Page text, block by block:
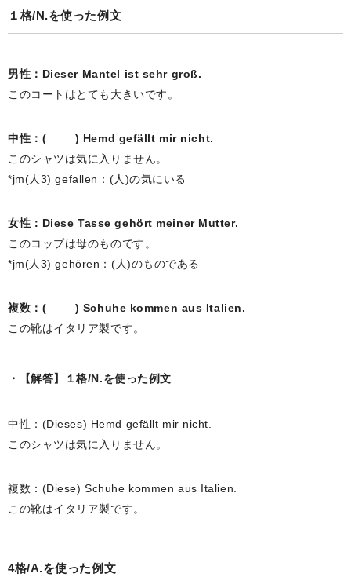
１格/N.を使った例文
男性：Dieser Mantel ist sehr groß.
このコートはとても大きいです。
中性：( ) Hemd gefällt mir nicht.
このシャツは気に入りません。
*jm(人3) gefallen：(人)の気にいる
女性：Diese Tasse gehört meiner Mutter.
このコップは母のものです。
*jm(人3) gehören：(人)のものである
複数：( ) Schuhe kommen aus Italien.
この靴はイタリア製です。
【解答】１格/N.を使った例文
中性：(Dieses) Hemd gefällt mir nicht.
このシャツは気に入りません。
複数：(Diese) Schuhe kommen aus Italien.
この靴はイタリア製です。
4格/A.を使った例文